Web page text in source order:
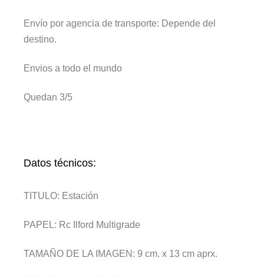
Envío por agencia de transporte: Depende del
destino.
Envios a todo el mundo
Quedan 3/5
Datos técnicos:
TITULO: Estación
PAPEL: Rc Ilford Multigrade
TAMAÑO DE LA IMAGEN: 9 cm. x 13 cm aprx.